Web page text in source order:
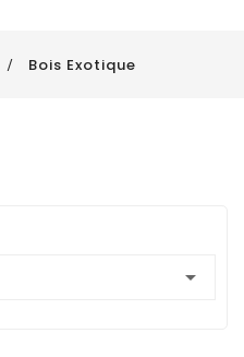
Bois Exotique
